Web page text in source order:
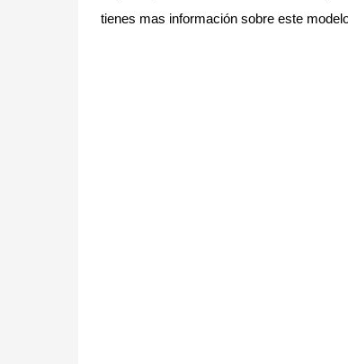
tienes mas información sobre este